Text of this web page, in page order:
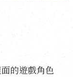
的遊戲角色